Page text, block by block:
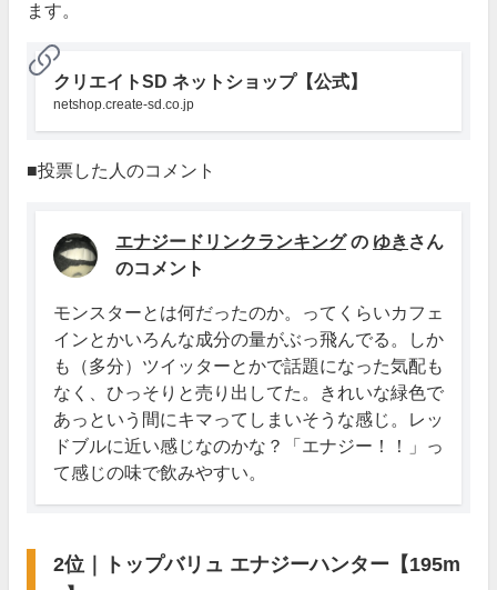
ます。
クリエイトSD ネットショップ【公式】
netshop.create-sd.co.jp
■投票した人のコメント
エナジードリンクランキングの ゆき さん
のコメント
モンスターとは何だったのか。ってくらいカフェ
インとかいろんな成分の量がぶっ飛んでる。しか
も（多分）ツイッターとかで話題になった気配も
なく、ひっそりと売り出してた。きれいな緑色で
あっという間にキマってしまいそうな感じ。レッ
ドブルに近い感じなのかな？「エナジー！！」っ
て感じの味で飲みやすい。
2位｜トップバリュ エナジーハンター【195m